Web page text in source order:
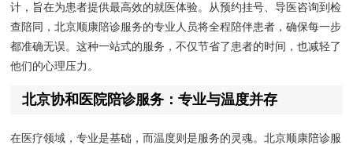
计，旨在为患者提供最高效的就医体验。从预约挂号、导医咨询到检
查陪同，北京顺康陪诊服务的专业人员将全程陪伴患者，确保每一步
都准确无误。这种一站式的服务，不仅节省了患者的时间，也减轻了
他们的心理压力。
北京协和医院陪诊服务：专业与温度并存
在医疗领域，专业是基础，而温度则是服务的灵魂。北京顺康陪诊服